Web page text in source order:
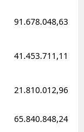
91.678.048,63
41.453.711,11
21.810.012,96
65.840.848,24